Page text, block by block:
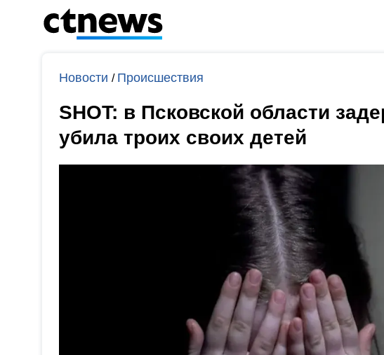
Новости / Происшествия
SHOT: в Псковской области
убила троих своих детей